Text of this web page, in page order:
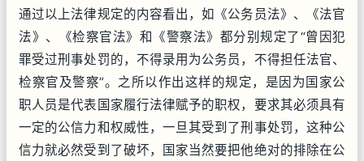
通过以上法律规定的内容看出，如《公务员法》、《法官
法》、《检察官法》和《警察法》都分别规定了“曾因犯
罪受过刑事处罚的，不得录用为公务员，不得担任法官、
检察官及警察”。之所以作出这样的规定，是因为国家公
职人员是代表国家履行法律赋予的职权，要求其必须具有
一定的公信力和权威性，一旦其受到了刑事处罚，这种公
信力就必然受到了破坏，国家当然要把他绝对的排除在公